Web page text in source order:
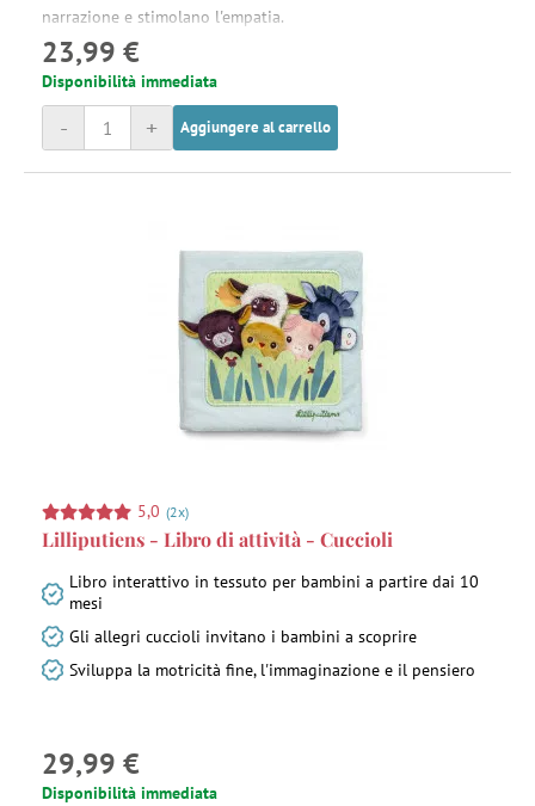
narrazione e stimolano l'empatia.
23,99 €
Disponibilità immediata
+
- Aggiungere al carrello
5,0 (2x)
Lilliputiens - Libro di attività - Cuccioli
Libro interattivo in tessuto per bambini a partire dai 10
mesi
Gli allegri cuccioli invitano i bambini a scoprire
Sviluppa la motricità fine, l'immaginazione e il pensiero
29,99 €
Disponibilità immediata